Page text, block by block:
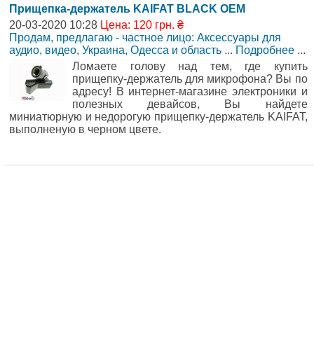
Прищепка-держатель KAIFAT BLACK OEM
20-03-2020 10:28 Цена: 120 грн. ₴
Продам, предлагаю - частное лицо: Аксессуары для
аудио, видео, Украина, Одесса и область ... Подробнее ...
Ломаете голову над тем, где купить
прищепку-держатель для микрофона? Вы по
адресу! В интернет-магазине электроники и
полезных девайсов, Вы найдете
миниатюрную и недорогую прищепку-держатель KAIFAT,
выполненую в черном цвете.